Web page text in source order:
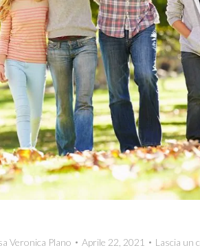
Veronica Plano Aprile 22, 2021 Lascia un